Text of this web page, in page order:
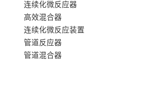
连续化微反应器
高效混合器
连续化微反应装置
管道反应器
管道混合器